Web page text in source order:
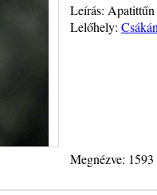
Leírás:
Lelőhely:
Megnézve: